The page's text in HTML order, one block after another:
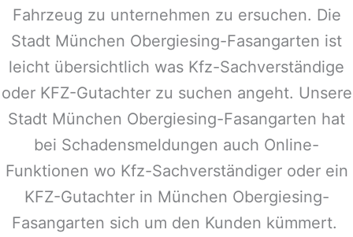
Fahrzeug zu unternehmen zu ersuchen. Die
Stadt München Obergiesing-Fasangarten ist
leicht übersichtlich was Kfz-Sachverständige
oder KFZ-Gutachter zu suchen angeht. Unsere
Stadt München Obergiesing-Fasangarten hat
bei Schadensmeldungen auch Online-
Funktionen wo Kfz-Sachverständiger oder ein
KFZ-Gutachter in München Obergiesing-
Fasangarten sich um den Kunden kümmert.